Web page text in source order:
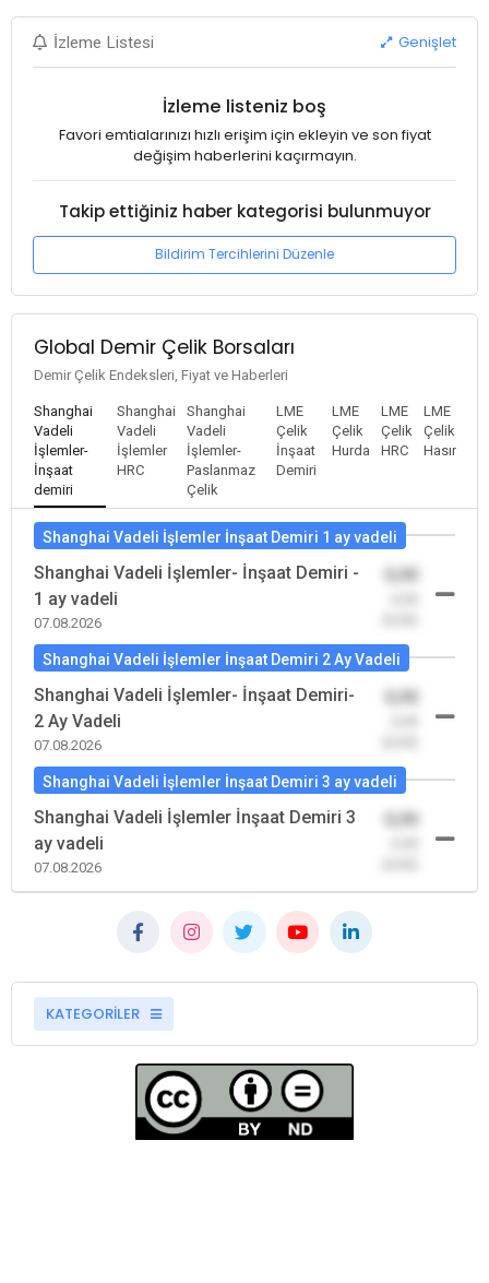
İzleme Listesi Genişlet
İzleme listeniz boş
Favori emtialarınızı hızlı erişim için ekleyin ve son fiyat
değişim haberlerini kaçırmayın.
Takip ettiğiniz haber kategorisi bulunmuyor
Bildirim Tercihlerini Düzenle
Global Demir Çelik Borsaları
Demir Çelik Endeksleri, Fiyat ve Haberleri
Shanghai
Vadeli
İşlemler-
İnşaat
demiri
Shanghai
Vadeli
İşlemler
HRC
Shanghai
Vadeli
İşlemler-
Paslanmaz
Çelik
LME
Çelik
İnşaat
Demiri
LME
Çelik
Hurda
LME
Çelik
HRC
LME
Çelik
Hasır
Shanghai Vadeli İşlemler İnşaat Demiri 1 ay vadeli
Shanghai Vadeli İşlemler- İnşaat Demiri -
1 ay vadeli
07.08.2026
Shanghai Vadeli İşlemler İnşaat Demiri 2 Ay Vadeli
Shanghai Vadeli İşlemler- İnşaat Demiri-
2 Ay Vadeli
07.08.2026
Shanghai Vadeli İşlemler İnşaat Demiri 3 ay vadeli
Shanghai Vadeli İşlemler İnşaat Demiri 3
ay vadeli
07.08.2026
KATEGORİLER